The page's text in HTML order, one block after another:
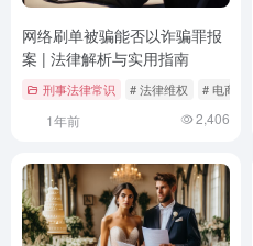
网络刷单被骗能否以诈骗罪报
案 | 法律解析与实用指南
刑事法律常识 # 法律维权 # 电商法律
1年前 2,406